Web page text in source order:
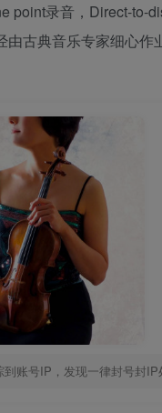
point录音，Direct-to-
由古典音乐专家细心
账号IP，发现一律封号封IP